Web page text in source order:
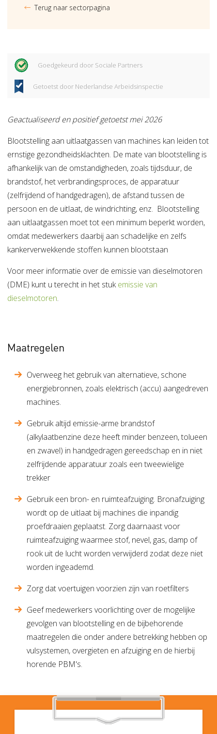
Terug naar sectorpagina
Goedgekeurd door Sociale Partners
Getoetst door Nederlandse Arbeidsinspectie
Geactualiseerd en positief getoetst mei 2026
Blootstelling aan uitlaatgassen van machines kan leiden tot
ernstige gezondheidsklachten. De mate van blootstelling is
afhankelijk van de omstandigheden, zoals tijdsduur, de
brandstof, het verbrandingsproces, de apparatuur
(zelfrijdend of handgedragen), de afstand tussen de
persoon en de uitlaat, de windrichting, enz. Blootstelling
aan uitlaatgassen moet tot een minimum beperkt worden,
omdat medewerkers daarbij aan schadelijke en zelfs
kankerverwekkende stoffen kunnen blootstaan
Voor meer informatie over de emissie van dieselmotoren
(DME) kunt u terecht in het stukemissie van
dieselmotoren.
Maatregelen
Overweeg het gebruik van alternatieve, schone
energiebronnen, zoals elektrisch (accu) aangedreven
machines.
Gebruik altijd emissie-arme brandstof
(alkylaatbenzine deze heeft minder benzeen, tolueen
en zwavel) in handgedragen gereedschap en in niet
zelfrijdende apparatuur zoals een tweewielige
trekker
Gebruik een bron- en ruimteafzuiging. Bronafzuiging
wordt op de uitlaat bij machines die inpandig
proefdraaien geplaatst. Zorg daarnaast voor
ruimteafzuiging waarmee stof, nevel, gas, damp of
rook uit de lucht worden verwijderd zodat deze niet
worden ingeademd.
Zorg dat voertuigen voorzien zijn van roetfilters
Geef medewerkers voorlichting over de mogelijke
gevolgen van blootstelling en de bijbehorende
maatregelen die onder andere betrekking hebben op
vulsystemen, overgieten en afzuiging en de hierbij
horende PBM's.